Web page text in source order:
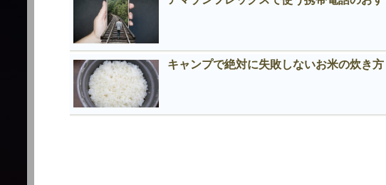
キャンプで絶対に失敗しないお米の炊き